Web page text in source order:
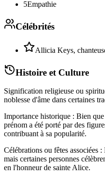
5Empathie
Célébrités
Allicia Keys,
Histoire et Culture
Signification religieuse ou
noblesse d'âme dans certaines
Importance historique : Bien
prénom a été porté par des
contribuant à sa popularité.
Célébrations ou fêtes associées
mais certaines personnes
en l'honneur de sainte Alice.